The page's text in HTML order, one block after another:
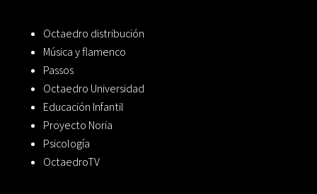
Octaedro distribución
Música y flamenco
Passos
Octaedro Universidad
Educación Infantil
Proyecto Noria
Psicología
OctaedroTV